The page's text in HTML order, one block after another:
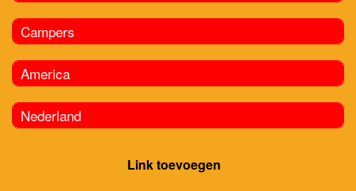
Campers
America
Nederland
Link toevoegen